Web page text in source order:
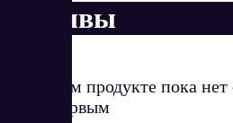
Отзывы
О данном продукте пока
стать первым